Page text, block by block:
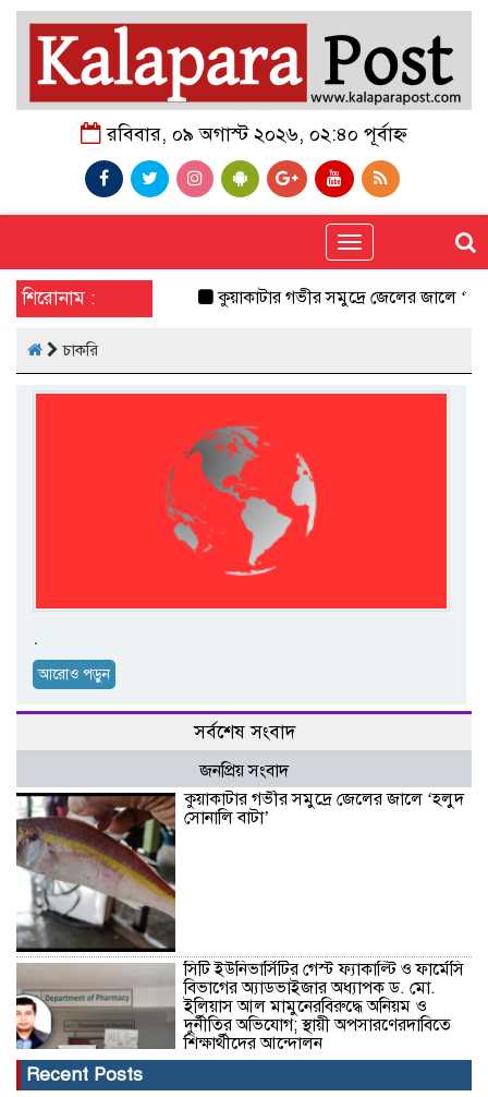
রবিবার, ০৯ অগাস্ট ২০২৬, ০২:৪০ পূর্বাহ্ন
Toggle
navigation
শিরোনাম : কুয়াকাটার গভীর সমুদ্রে জেলের জালে ‘হলুদ
চাকরি
.
আরোও পড়ুন
সর্বশেষ সংবাদ
জনপ্রিয় সংবাদ
কুয়াকাটার গভীর সমুদ্রে জেলের জালে ‘হলুদ
সোনালি বাটা’
সিটি ইউনিভার্সিটির গেস্ট ফ্যাকাল্টি ও ফার্মেসি
বিভাগের অ্যাডভাইজার অধ্যাপক ড. মো.
ইলিয়াস আল মামুনেরবিরুদ্ধে অনিয়ম ও
দুর্নীতির অভিযোগ; স্থায়ী অপসারণেরদাবিতে
শিক্ষার্থীদের আন্দোলন
Recent Posts